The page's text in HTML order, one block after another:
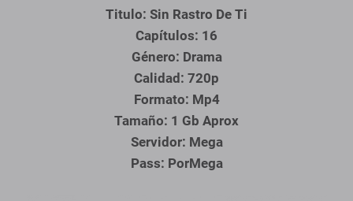
Titulo: Sin Rastro De Ti
Capítulos: 16
Género: Drama
Calidad: 720p
Formato: Mp4
Tamaño: 1 Gb Aprox
Servidor: Mega
Pass: PorMega